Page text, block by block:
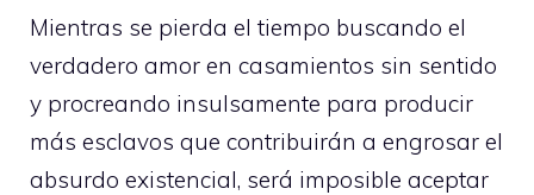
Mientras se pierda el tiempo buscando el
verdadero amor en casamientos sin sentido
y procreando insulsamente para producir
más esclavos que contribuirán a engrosar el
absurdo existencial, será imposible aceptar